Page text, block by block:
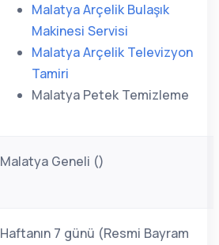
Malatya Arçelik Bulaşık
Makinesi Servisi
Malatya Arçelik Televizyon
Tamiri
Malatya Petek Temizleme
Malatya Geneli ()
Haftanın 7 günü (Resmi Bayram